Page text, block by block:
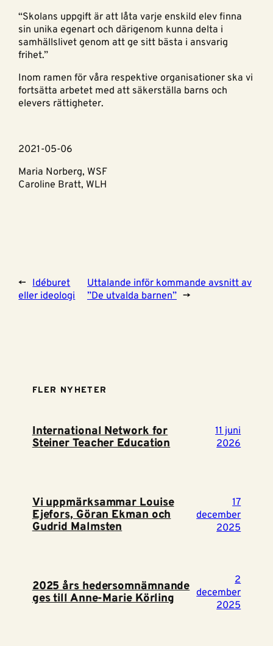
“Skolans uppgift är att låta varje enskild elev finna
sin unika egenart och därigenom kunna delta i
samhällslivet genom att ge sitt bästa i ansvarig
frihet.”
Inom ramen för våra respektive organisationer ska vi
fortsätta arbetet med att säkerställa barns och
elevers rättigheter.
2021-05-06
Maria Norberg, WSF
Caroline Bratt, WLH
← Idéburet
eller ideologi
Uttalande inför kommande avsnitt av
”De utvalda barnen” →
FLER NYHETER
International Network for
Steiner Teacher Education
11 juni
2026
Vi uppmärksammar Louise
Ejefors, Göran Ekman och
Gudrid Malmsten
17
december
2025
2025 års hedersomnämnande
ges till Anne-Marie Körling
2
december
2025